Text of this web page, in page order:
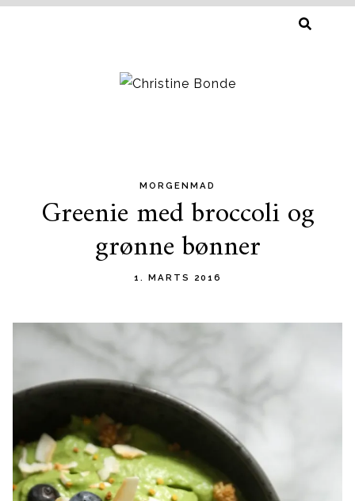
MORGENMAD
Greenie med broccoli og
grønne bønner
1. MARTS 2016